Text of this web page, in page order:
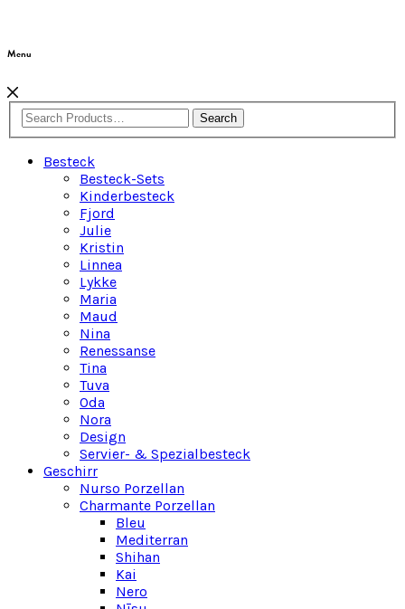
Menu
Search
Besteck
Besteck-Sets
Kinderbesteck
Fjord
Julie
Kristin
Linnea
Lykke
Maria
Maud
Nina
Renessanse
Tina
Tuva
Oda
Nora
Design
Servier- & Spezialbesteck
Geschirr
Nurso Porzellan
Charmante Porzellan
Bleu
Mediterran
Shihan
Kai
Nero